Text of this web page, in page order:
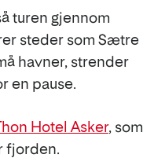
turen gjennom
steder som Sætre
havner, strender
en pause.
Hotel Asker, som
fjorden.